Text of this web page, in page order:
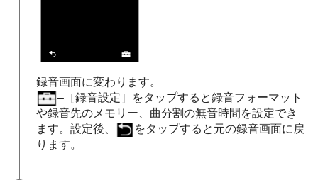
録音画面に変わります。
–［録音設定］をタップすると録音フォーマット
や録音先のメモリー、曲分割の無音時間を設定でき
ます。設定後、
をタップすると元の録音画面に戻
ります。